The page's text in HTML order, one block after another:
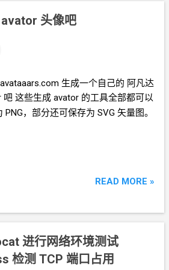
avator 头像吧
生成一个自己的 阿凡达
吧 这些生成 avator 的工具全部都可以
PNG，部分还可保存为 SVG 矢量图。
READ MORE »
进行网络环境测试
检测 TCP 端口占用